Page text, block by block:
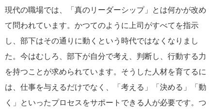
現代の職場では、「真のリーダーシップ」とは何かが改め
て問われています。かつてのように上司がすべてを指示
し、部下はその通りに動くという時代ではなくなりまし
た。今はむしろ、部下が自分で考え、判断し、行動する力
を持つことが求められています。そうした人材を育てるに
は、仕事を与えるだけでなく、「考える」「決める」「動
く」といったプロセスをサポートできる人が必要です。つ